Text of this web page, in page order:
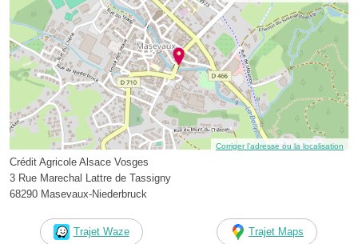
Corriger l’adresse ou la localisation
Crédit Agricole Alsace Vosges
3 Rue Marechal Lattre de Tassigny
68290 Masevaux-Niederbruck
Trajet Waze Trajet Maps